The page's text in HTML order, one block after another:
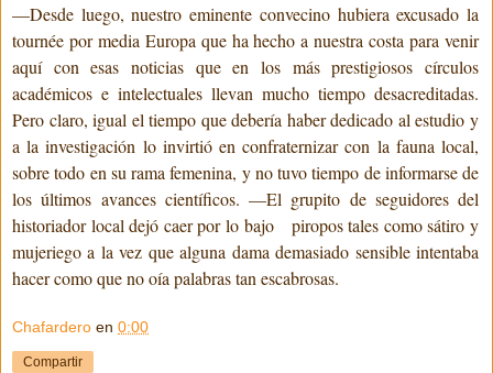
—Desde luego, nuestro eminente convecino hubiera excusado la
tournée por media Europa que ha hecho a nuestra costa para venir
aquí con esas noticias que en los más prestigiosos círculos
académicos e intelectuales llevan mucho tiempo desacreditadas.
Pero claro, igual el tiempo que debería haber dedicado al estudio y
a la investigación lo invirtió en confraternizar con la fauna local,
sobre todo en su rama femenina, y no tuvo tiempo de informarse de
los últimos avances científicos. —El grupito de seguidores del
historiador local dejó caer por lo bajo
piropos tales como sátiro y
mujeriego a la vez que alguna dama demasiado sensible intentaba
hacer como que no oía palabras tan escabrosas.
Chafardero en 0:00
Compartir